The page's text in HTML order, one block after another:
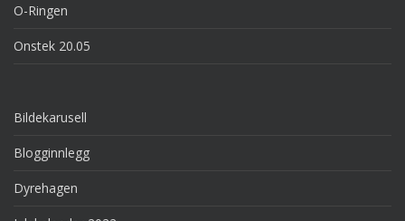
O-Ringen
Onstek 20.05
Bildekarusell
Blogginnlegg
Dyrehagen